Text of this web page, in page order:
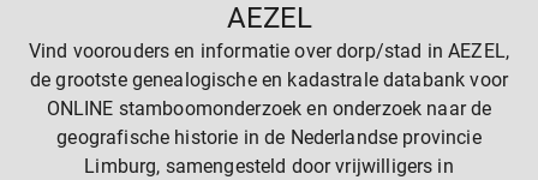
AEZEL
Vind voorouders en informatie over dorp/stad in AEZEL,
de grootste genealogische en kadastrale databank voor
ONLINE stamboomonderzoek en onderzoek naar de
geografische historie in de Nederlandse provincie
Limburg, samengesteld door vrijwilligers in